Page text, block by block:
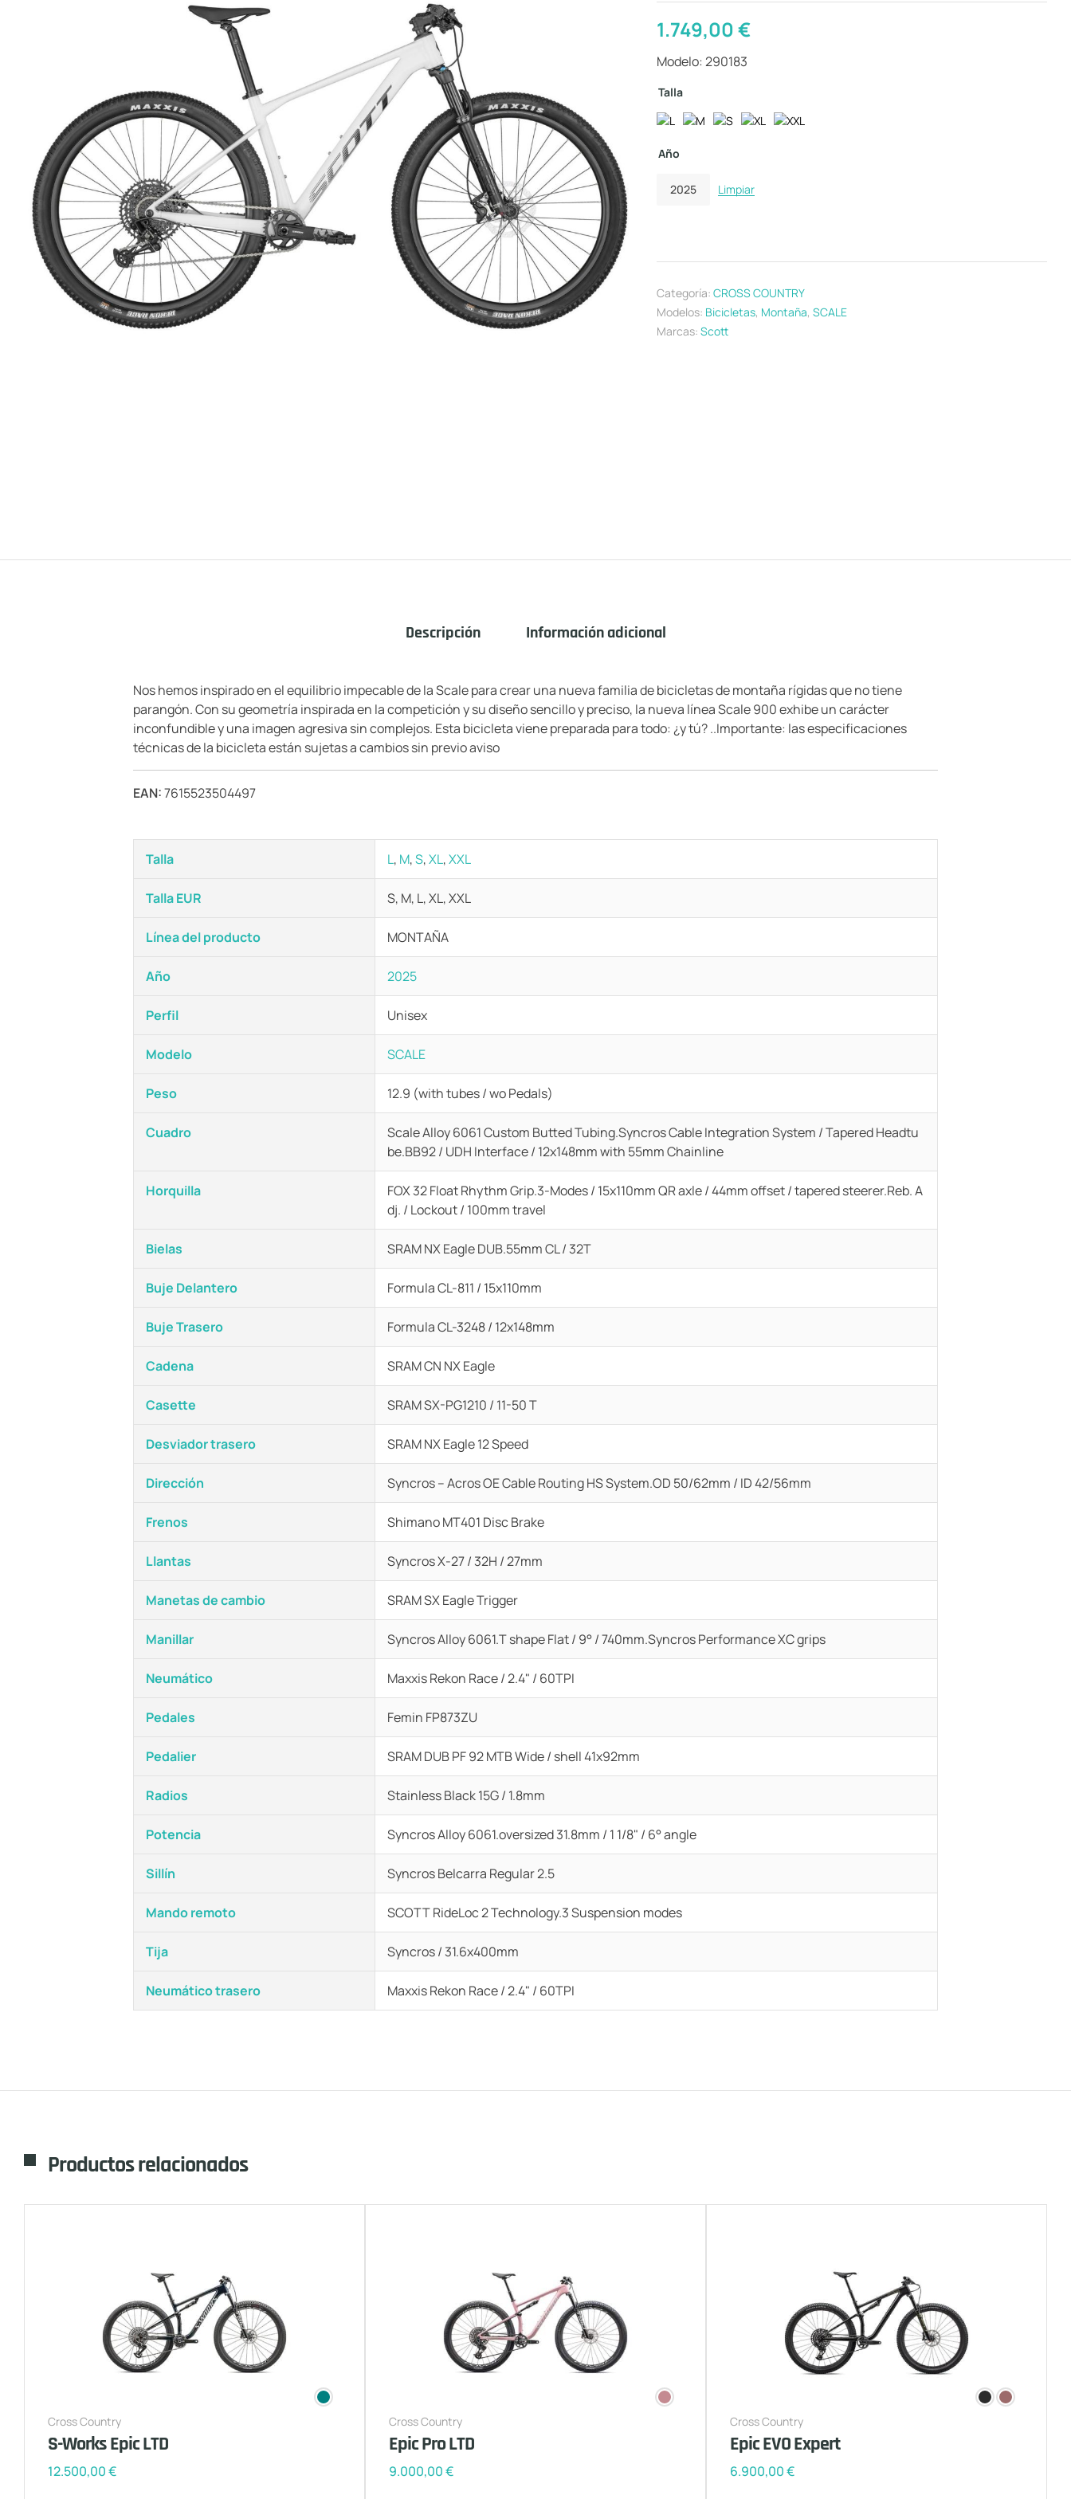
1.749,00€
Modelo: 290183
Talla
Año
2025 Limpiar
Categoría: CROSS COUNTRY
Modelos: Bicicletas, Montaña, SCALE
Marcas: Scott
Descripción Información adicional
Nos hemos inspirado en el equilibrio impecable de la Scale para crear una nueva familia de bicicletas de montaña rígidas que no tiene
parangón. Con su geometría inspirada en la competición y su diseño sencillo y preciso, la nueva línea Scale 900 exhibe un carácter
inconfundible y una imagen agresiva sin complejos. Esta bicicleta viene preparada para todo: ¿y tú? ..Importante: las especificaciones
técnicas de la bicicleta están sujetas a cambios sin previo aviso
EAN:7615523504497
Talla L, M,S,XL,XXL
Talla EUR S, M, L, XL, XXL
Línea del producto MONTAÑA
Año 2025
Perfil Unisex
Modelo SCALE
Peso 12.9 (with tubes / wo Pedals)
Cuadro
Scale Alloy 6061 Custom Butted Tubing.Syncros Cable Integration System / Tapered Headtu
be.BB92 / UDH Interface / 12x148mm with 55mm Chainline
Horquilla
FOX 32 Float Rhythm Grip.3-Modes / 15x110mm QR axle / 44mm offset / tapered steerer.Reb. A
dj. / Lockout / 100mm travel
Bielas SRAM NX Eagle DUB.55mm CL / 32T
Buje Delantero Formula CL-811 / 15x110mm
Buje Trasero Formula CL-3248 / 12x148mm
Cadena SRAM CN NX Eagle
Casette SRAM SX-PG1210 / 11-50 T
Desviador trasero SRAM NX Eagle 12 Speed
Dirección Syncros – Acros OE Cable Routing HS System.OD 50/62mm / ID 42/56mm
Frenos Shimano MT401 Disc Brake
Llantas Syncros X-27 / 32H / 27mm
Manetas de cambio SRAM SX Eagle Trigger
Manillar Syncros Alloy 6061.T shape Flat / 9° / 740mm.Syncros Performance XC grips
Neumático Maxxis Rekon Race / 2.4" / 60TPI
Pedales Femin FP873ZU
Pedalier SRAM DUB PF 92 MTB Wide / shell 41x92mm
Radios Stainless Black 15G / 1.8mm
Potencia Syncros Alloy 6061.oversized 31.8mm / 1 1/8" / 6° angle
Sillín Syncros Belcarra Regular 2.5
Mando remoto SCOTT RideLoc 2 Technology.3 Suspension modes
Tija Syncros / 31.6x400mm
Neumático trasero Maxxis Rekon Race / 2.4" / 60TPI
Productos relacionados
Cross Country
S-Works Epic LTD
12.500,00€
Cross Country
Epic Pro LTD
9.000,00€
Cross Country
Epic EVO Expert
6.900,00€